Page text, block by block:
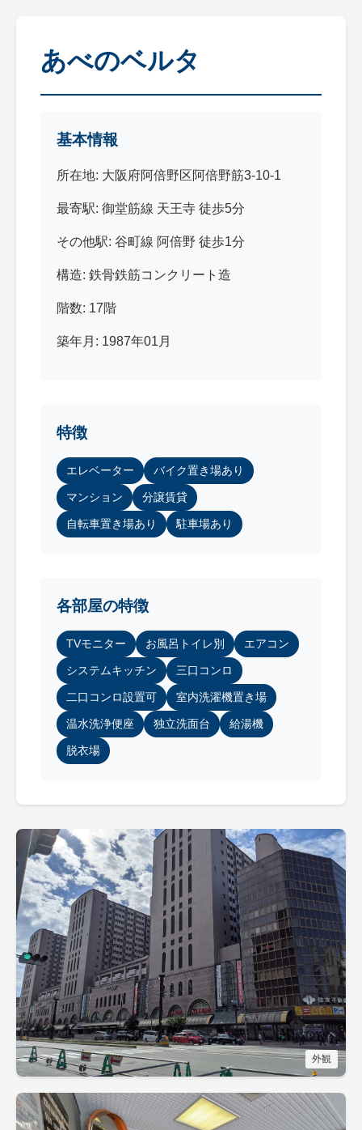
あべのベルタ
基本情報
所在地: 大阪府阿倍野区阿倍野筋3-10-1
最寄駅: 御堂筋線 天王寺 徒歩5分
その他駅: 谷町線 阿倍野 徒歩1分
構造: 鉄骨鉄筋コンクリート造
階数: 17階
築年月: 1987年01月
特徴
エレベーター バイク置き場あり
マンション 分譲賃貸
自転車置き場あり 駐車場あり
各部屋の特徴
TVモニター お風呂トイレ別 エアコン
システムキッチン 三口コンロ
二口コンロ設置可 室内洗濯機置き場
温水洗浄便座 独立洗面台 給湯機
脱衣場
外観